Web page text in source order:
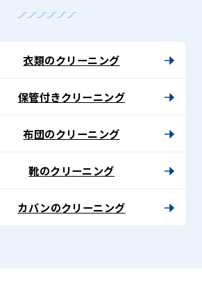
衣類のクリーニング
保管付きクリーニング
布団のクリーニング
靴のクリーニング
カバンのクリーニング